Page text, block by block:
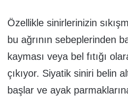
Özellikle sinirlerinizin
bu ağrının sebeplerinden
kayması veya bel fıtığı
çıkıyor. Siyatik siniri belin
başlar ve ayak